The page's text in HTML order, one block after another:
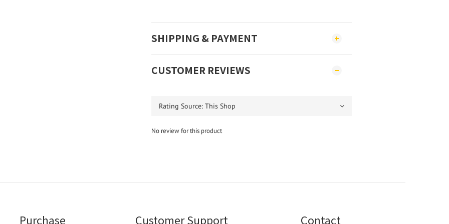
SHIPPING & PAYMENT
CUSTOMER REVIEWS
No review for this product
Purchase Customer Support Contact